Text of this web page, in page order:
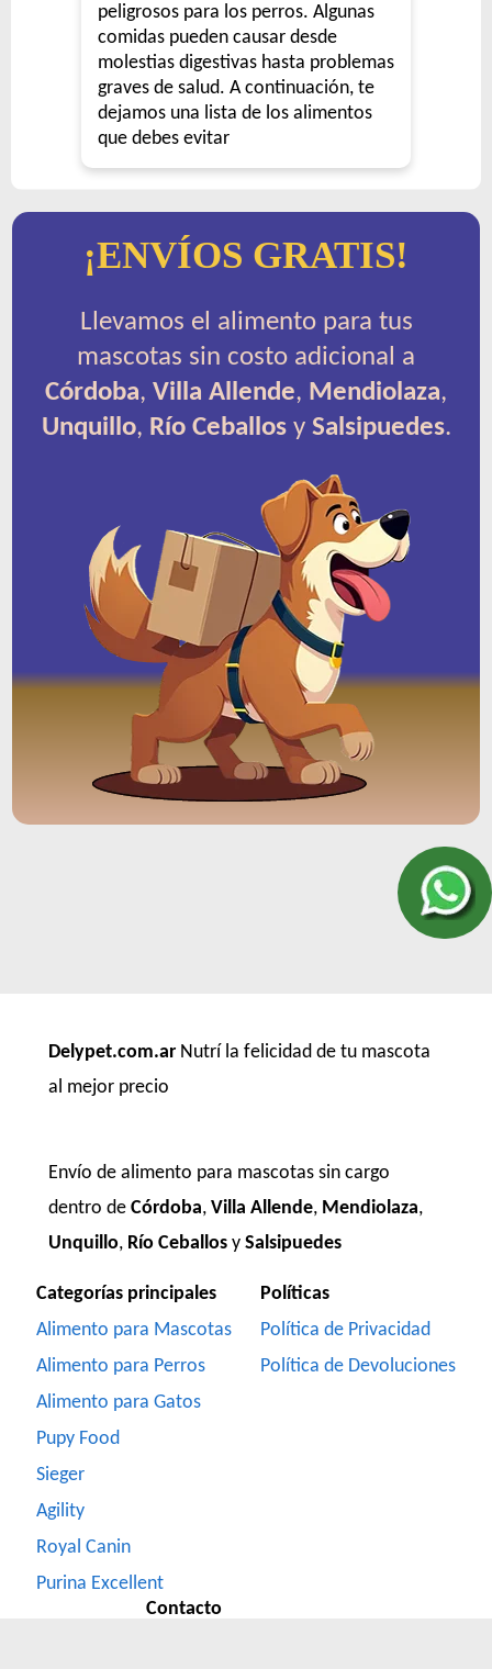
peligrosos para los perros. Algunas
comidas pueden causar desde
molestias digestivas hasta problemas
graves de salud. A continuación, te
dejamos una lista de los alimentos
que debes evitar
¡ENVÍOS GRATIS!
Llevamos el alimento para tus
mascotas sin costo adicional a
Córdoba, Villa Allende, Mendiolaza,
Unquillo, Río Ceballosy Salsipuedes.
Delypet.com.ar Nutrí la felicidad de tu mascota
al mejor precio
Envío de alimento para mascotas sin cargo
dentro de Córdoba, Villa Allende, Mendiolaza,
Unquillo, Río Ceballos y Salsipuedes
Categorías principales
Alimento para Mascotas
Alimento para Perros
Alimento para Gatos
Pupy Food
Sieger
Agility
Royal Canin
Purina Excellent
Políticas
Política de Privacidad
Política de Devoluciones
Contacto